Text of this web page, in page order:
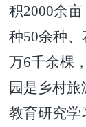
积2000余
种50余种
万6千余棵
园是乡村旅
教育研究学